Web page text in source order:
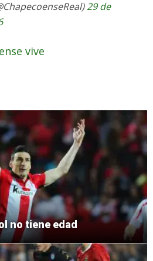
29 de
vive
no tiene edad